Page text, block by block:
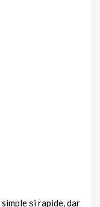
și rapide, dar